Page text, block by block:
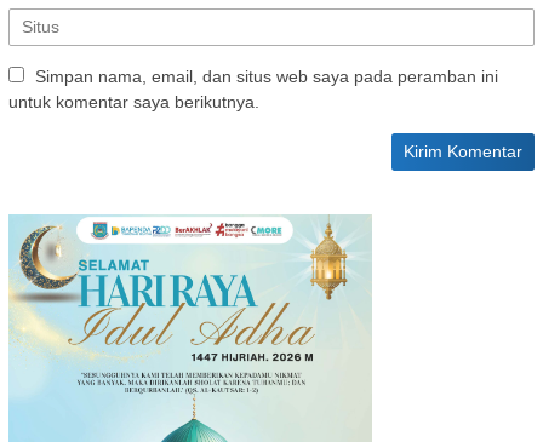
Simpan nama, email, dan situs web saya pada peramban ini
untuk komentar saya berikutnya.